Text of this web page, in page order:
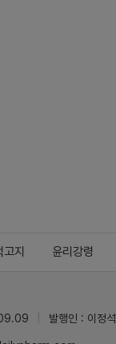
고지 윤리강령
발행인 : 이정석